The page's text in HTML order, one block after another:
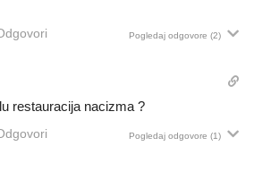
Pogledaj odgovore (2)
restauracija nacizma ?
Pogledaj odgovore (1)